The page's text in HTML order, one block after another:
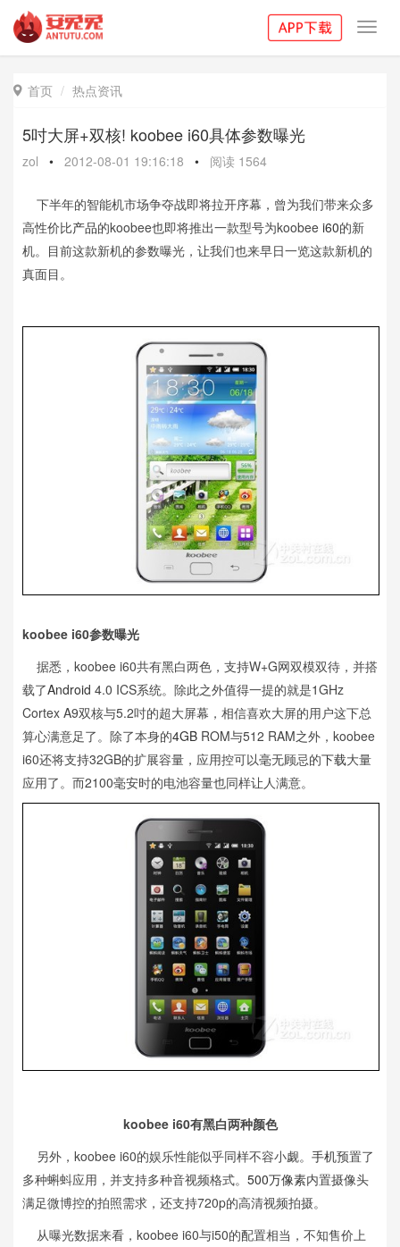
 首页 热点资讯
5吋大屏+双核! koobee i60具体参数曝光
zol • 2012-08-01 19:16:18 • 阅读 1564
下半年的智能机市场争夺战即将拉开序幕，曾为我们带来众多
高性价比产品的koobee也即将推出一款型号为koobee i60的新
机。目前这款新机的参数曝光，让我们也来早日一览这款新机的
真面目。
koobee i60参数曝光
据悉，koobee i60共有黑白两色，支持W+G网双模双待，并搭
载了Android 4.0 ICS系统。除此之外值得一提的就是1GHz
Cortex A9双核与5.2吋的超大屏幕，相信喜欢大屏的用户这下总
算心满意足了。除了本身的4GB ROM与512 RAM之外，koobee
i60还将支持32GB的扩展容量，应用控可以毫无顾忌的下载大量
应用了。而2100毫安时的电池容量也同样让人满意。
koobee i60有黑白两种颜色
另外，koobee i60的娱乐性能似乎同样不容小觑。 手机预置了
多种蝌蚪应用，并支持多种音视频格式。 500万像素内置摄像头
满足微博控的拍照需求，还支持720p的高清视频拍摄。
从曝光数据来看，koobee i60与i50的配置相当，不知售价上